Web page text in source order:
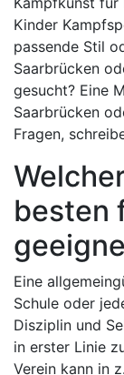
Kinder
passende Stil
Saarbrücken
gesucht? Eine
Saarbrücken
Fragen,
besten
Eine
Schule oder
Disziplin und
in erster Linie
Verein kann in